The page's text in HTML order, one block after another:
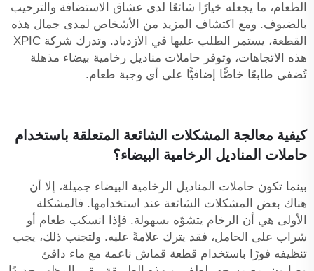
الطعام، ما يجعله خيارًا شائعًا لدى عشاق الاستضافة والترحيب
بالضيوف. ومع اكتشاف المزيد من الأشخاص لمدى جمال هذه
القطعة، يستمر الطلب عليها في الازدياد. وتدرك شركة XPIC
هذه الاتجاهات، وتوفر حاملات مناديل رخامية بيضاء مذهلة
تُضفي طابعًا خاصًّا إضافيًّا على أي وجبة طعام.
كيفية معالجة المشكلات الشائعة المتعلقة باستخدام
حاملات المناديل الرخامية البيضاء؟
بينما تكون حاملات المناديل الرخامية البيضاء جميلة، إلا أن
هناك بعض المشكلات الشائعة عند استخدامها. فالمشكلة
الأولى هي أن الرخام يتشوّه بسهولة. فإذا انسكب طعام أو
شراب على الحامل، فقد يترك علامةً عليه. ولتجنب ذلك، يجب
تنظيفه فورًا باستخدام قطعة قماش ناعمة مع ماء دافئ